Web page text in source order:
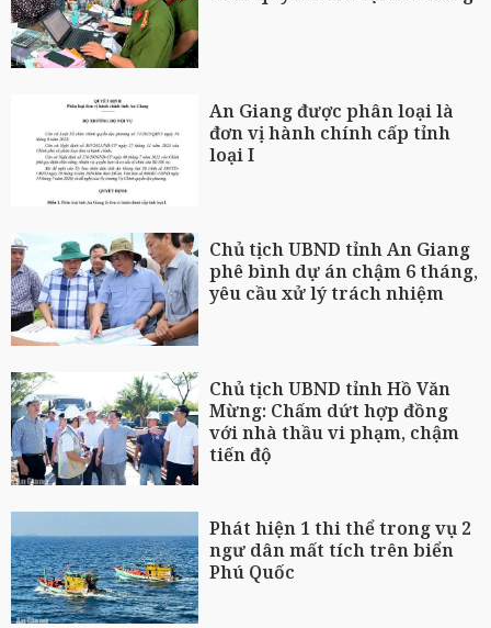
An Giang được phân loại là
đơn vị hành chính cấp tỉnh
loại I
Chủ tịch UBND tỉnh An Giang
phê bình dự án chậm 6 tháng,
yêu cầu xử lý trách nhiệm
Chủ tịch UBND tỉnh Hồ Văn
Mừng: Chấm dứt hợp đồng
với nhà thầu vi phạm, chậm
tiến độ
Phát hiện 1 thi thể trong vụ 2
ngư dân mất tích trên biển
Phú Quốc